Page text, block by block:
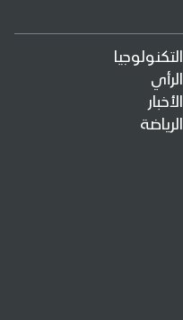
التكنولوجيا
الرأي
الأخبار
الرياضة